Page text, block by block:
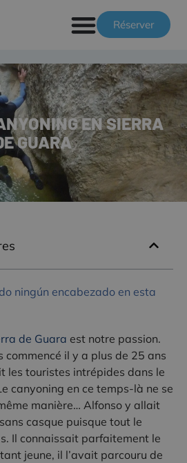
Réserver
EN SIERRA
GUARA
ningún encabezado en esta
de Guara est notre passion.
commencé il y a plus de 25 ans
les touristes intrépides dans le
canyoning en ce temps-là ne se
manière… Alfonso y allait
casque puisque tout le
Il connaissait parfaitement le
jeune, il l’avait parcouru de